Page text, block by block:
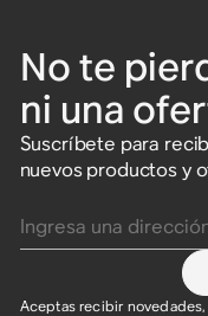
No te
ni una
Suscríbete para
nuevos productos y
Aceptas recibir